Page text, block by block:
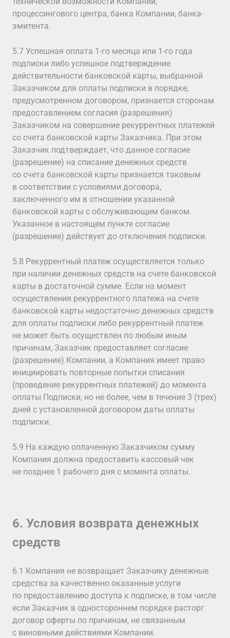
процессингового центра, банка Компании, банка-
эмитента.
5.7 Успешная оплата 1-го месяца или 1-го года
подписки либо успешное подтверждение
действительности банковской карты, выбранной
Заказчиком для оплаты подписки в порядке,
предусмотренном договором, признается сторонам
предоставлением согласия (разрешения)
Заказчиком на совершение рекуррентных платежей
со счета банковской карты Заказчика. При этом
Заказчик подтверждает, что данное согласие
(разрешение) на списание денежных средств
со счета банковской карты признается таковым
в соответствии с условиями договора,
заключенного им в отношении указанной
банковской карты с обслуживающим банком.
Указанное в настоящем пункте согласие
(разрешение) действует до отключения подписки.
5.8 Рекуррентный платеж осуществляется только
при наличии денежных средств на счете банковской
карты в достаточной сумме. Если на момент
осуществления рекуррентного платежа на счете
банковской карты недостаточно денежных средств
для оплаты подписки либо рекуррентный платеж
не может быть осуществлен по любым иным
причинам, Заказчик предоставляет согласие
(разрешение) Компании, а Компания имеет право
инициировать повторные попытки списания
(проведение рекуррентных платежей) до момента
оплаты Подписки, но не более, чем в течение 3 (трех)
дней с установленной договором даты оплаты
подписки.
5.9 На каждую оплаченную Заказчиком сумму
Компания должна предоставить кассовый чек
не позднее 1 рабочего дня с момента оплаты.
6. Условия возврата денежных
средств
6.1 Компания не возвращает Заказчику денежные
средства за качественно оказанные услуги
по предоставлению доступа к подписке, в том числе
если Заказчик в одностороннем порядке расторг
договор оферты по причинам, не связанным
с виновными действиями Компании.